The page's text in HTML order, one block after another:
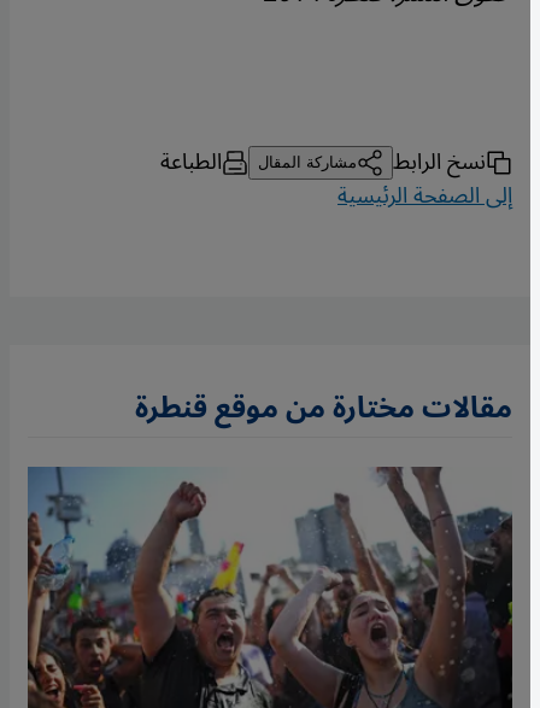
نسخ الرابط مشاركة المقال الطباعة
إلى الصفحة الرئيسية
مقالات مختارة من موقع قنطرة